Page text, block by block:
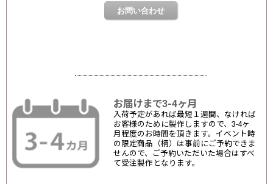
お届けまで3-4ヶ月
入荷予定があれば最短１週間、なければ
お客様のために製作しますので、3-4ヶ
月程度のお時間を頂きます。イベント時
の限定商品（柄）は事前にご予約できま
せんので、ご予約いただいた場合はすべ
て受注製作となります。